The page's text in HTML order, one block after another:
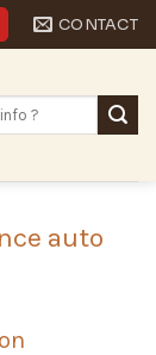
CONTACT
auto